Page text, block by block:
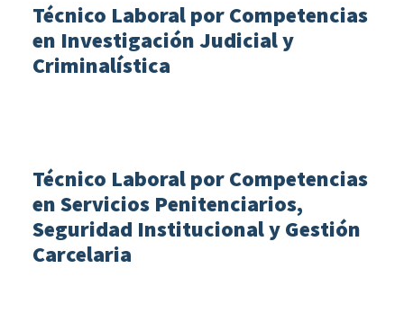
Técnico Laboral por Competencias
en Investigación Judicial y
Criminalística
Técnico Laboral por Competencias
en Servicios Penitenciarios,
Seguridad Institucional y Gestión
Carcelaria